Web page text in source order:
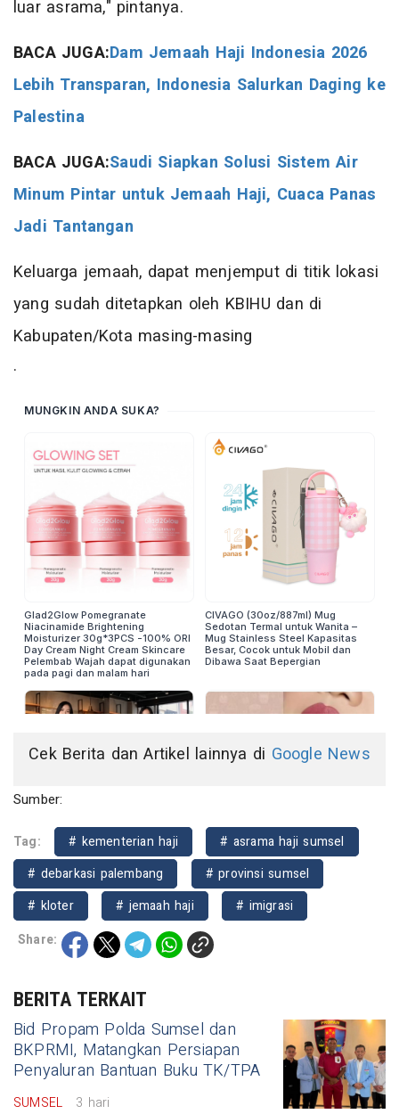
luar asrama," pintanya.
BACA JUGA:Dam Jemaah Haji Indonesia 2026
Lebih Transparan, Indonesia Salurkan Daging ke
Palestina
BACA JUGA:Saudi Siapkan Solusi Sistem Air
Minum Pintar untuk Jemaah Haji, Cuaca Panas
Jadi Tantangan
Keluarga jemaah, dapat menjemput di titik lokasi
yang sudah ditetapkan oleh KBIHU dan di
Kabupaten/Kota masing-masing
.
Cek Berita dan Artikel lainnya di Google News
Sumber:
Tag: # kementerian haji
# asrama haji sumsel
# debarkasi palembang
# provinsi sumsel
# kloter
# jemaah haji
# imigrasi
Share:
BERITA TERKAIT
Bid Propam Polda Sumsel dan
BKPRMI, Matangkan Persiapan
Penyaluran Bantuan Buku TK/TPA
SUMSEL 3 hari